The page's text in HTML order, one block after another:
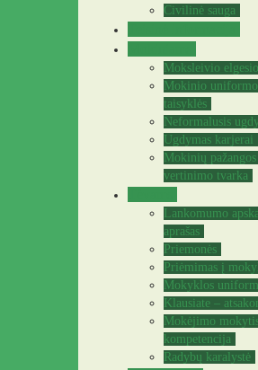
Civilinė sauga
Moksleivio
Mokinio
taisyklės
Neformalusis
Ugdymas karjerai
Mokinių
vertinimo tvarka
Lankomumo
aprašas
Priemonės
Priėmimas į
Mokyklos
Klausiate –
Mokėjimo
kompetencija
Radybų karalystė